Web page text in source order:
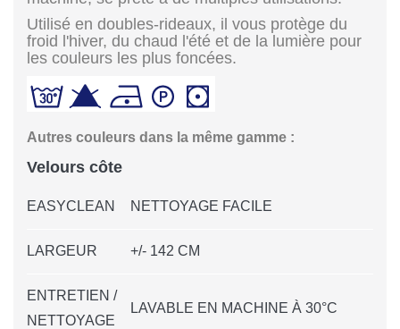
Utilisé en doubles-rideaux, il vous protège du
froid l'hiver, du chaud l'été et de la lumière pour
les couleurs les plus foncées.
Autres couleurs dans la même gamme :
Velours côte
EASYCLEAN NETTOYAGE FACILE
LARGEUR +/- 142 CM
ENTRETIEN /
NETTOYAGE
LAVABLE EN MACHINE À 30°C